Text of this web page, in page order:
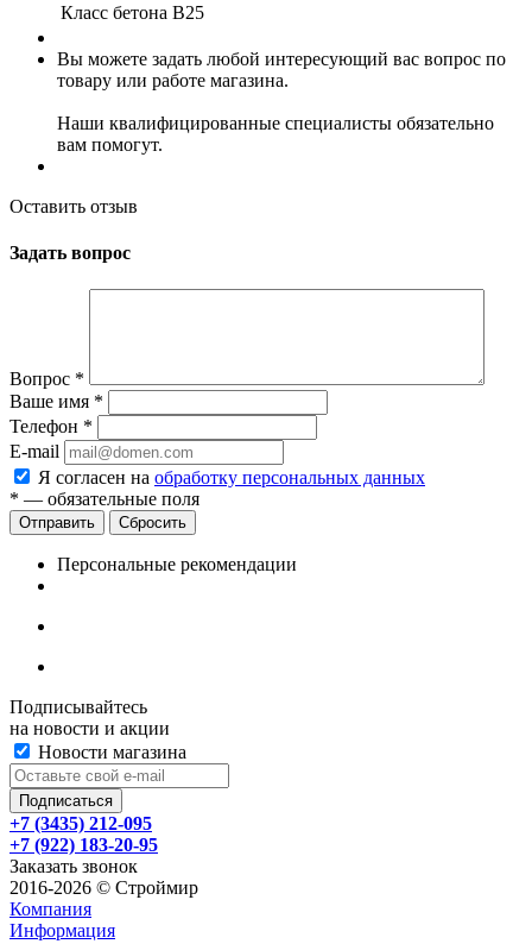
Класс бетона B25
Вы можете задать любой интересующий вас вопрос по
товару или работе магазина.
Наши квалифицированные специалисты обязательно
вам помогут.
Оставить отзыв
Задать вопрос
Вопрос *
Ваше имя *
Телефон *
E-mail
Я согласен на обработку персональных данных
* — обязательные поля
Сбросить
Персональные рекомендации
Подписывайтесь
на новости и акции
Новости магазина
+7 (3435) 212-095
+7 (922) 183-20-95
Заказать звонок
2016-2026 © Строймир
Компания
Информация